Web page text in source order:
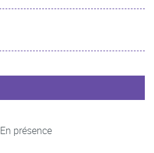
En présence